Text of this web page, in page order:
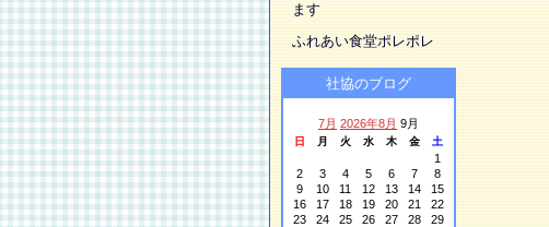
ます
ふれあい食堂ポレポレ
社協のブログ
7月 2026年8月 9月
日 月 火 水 木 金 土
1
2
3 4 5 6 7
8
9
10 11 12 13 14
15
16
17 18 19 20 21
22
23
24 25 26 27 28
29